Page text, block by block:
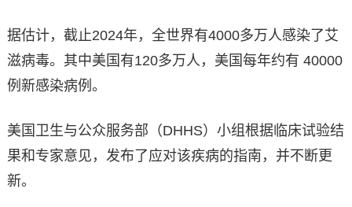
据估计，截止2024年，全世界有4000多万人感染了艾
滋病毒。其中美国有120多万人，美国每年约有 40000
例新感染病例。
美国卫生与公众服务部（DHHS）小组根据临床试验结
果和专家意见，发布了应对该疾病的指南，并不断更
新。